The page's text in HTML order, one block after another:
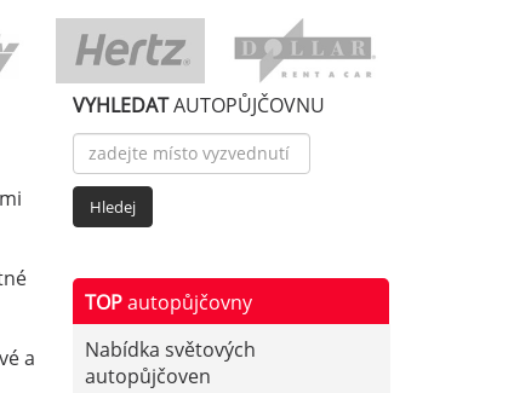
a
VYHLEDATAUTOPŮJČOVNU
TOPautopůjčovny
Nabídka světových
autopůjčoven